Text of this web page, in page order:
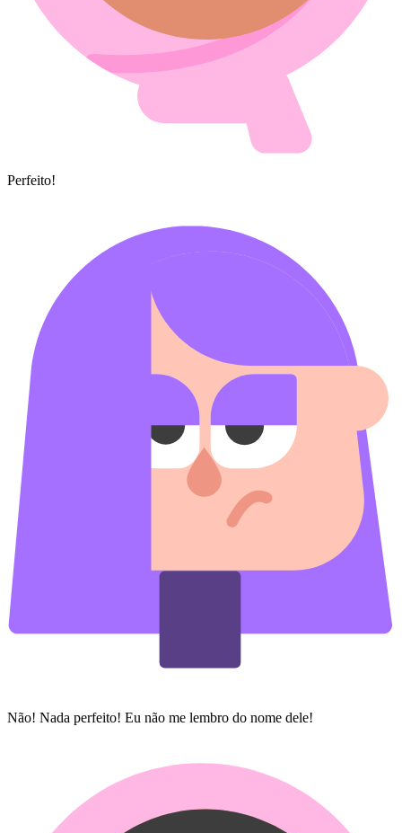
Perfeito!
Não! Nada perfeito! Eu não me lembro do nome dele!